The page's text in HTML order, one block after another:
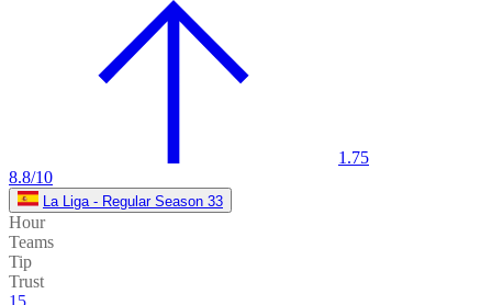
1.75
8.8/10
La Liga - Regular Season 33
Hour
Teams
Tip
Trust
15